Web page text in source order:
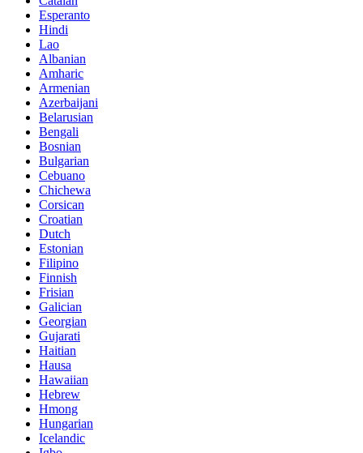
Esperanto
Hindi
Lao
Albanian
Amharic
Armenian
Azerbaijani
Belarusian
Bengali
Bosnian
Bulgarian
Cebuano
Chichewa
Corsican
Croatian
Dutch
Estonian
Filipino
Finnish
Frisian
Galician
Georgian
Gujarati
Haitian
Hausa
Hawaiian
Hebrew
Hmong
Hungarian
Icelandic